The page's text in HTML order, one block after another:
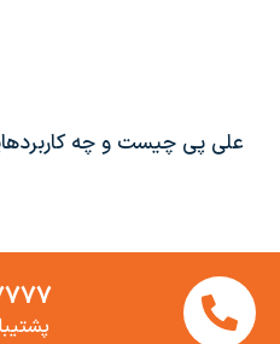
علی پی چیست و چه